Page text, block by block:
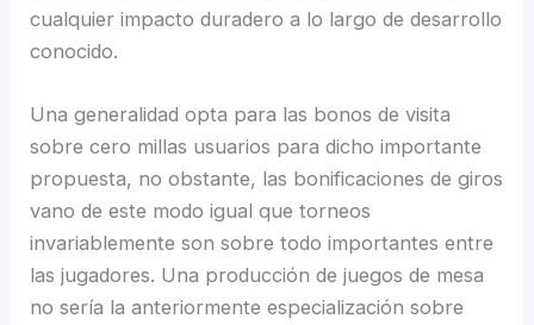
cualquier impacto duradero a lo largo de desarrollo
conocido.
Una generalidad opta para las bonos de visita
sobre cero millas usuarios para dicho importante
propuesta, no obstante, las bonificaciones de giros
vano de este modo­ igual que torneos
invariablemente son sobre todo importantes entre
las jugadores. Una producción de juegos de mesa
no serí­a la anteriormente especialización sobre